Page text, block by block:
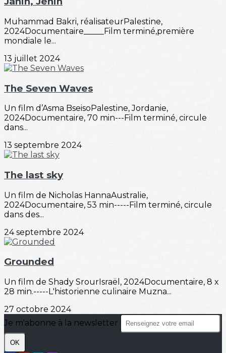
Muhammad Bakri, réalisateurPalestine,
2024Documentaire_____Film terminé,première
mondiale le...
13 juillet 2024
The Seven Waves
Un film d’Asma BseisoPalestine, Jordanie,
2024Documentaire, 70 min---Film terminé, circule
dans...
13 septembre 2024
The last sky
Un film de Nicholas HannaAustralie,
2024Documentaire, 53 min-----Film terminé, circule
dans des...
24 septembre 2024
Grounded
Un film de Shady SrourIsraël, 2024Documentaire, 8 x
28 min.-----L'historienne culinaire Muzna...
27 octobre 2024
Je m'abonne à la newsletter
OK